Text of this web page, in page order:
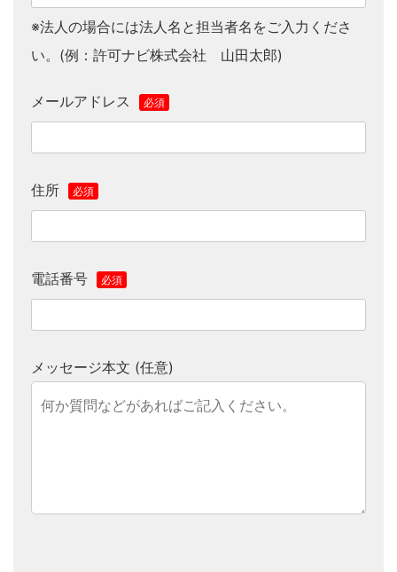
※法人の場合には法人名と担当者名をご入力くださ
い。(例：許可ナビ株式会社 山田太郎)
メールアドレス 必須
住所 必須
電話番号 必須
メッセージ本文 (任意)